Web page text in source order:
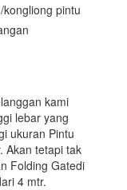
pintu
kami
lebar yang
ukuran Pintu
Akan tetapi tak
Folding Gatedi
4 mtr.